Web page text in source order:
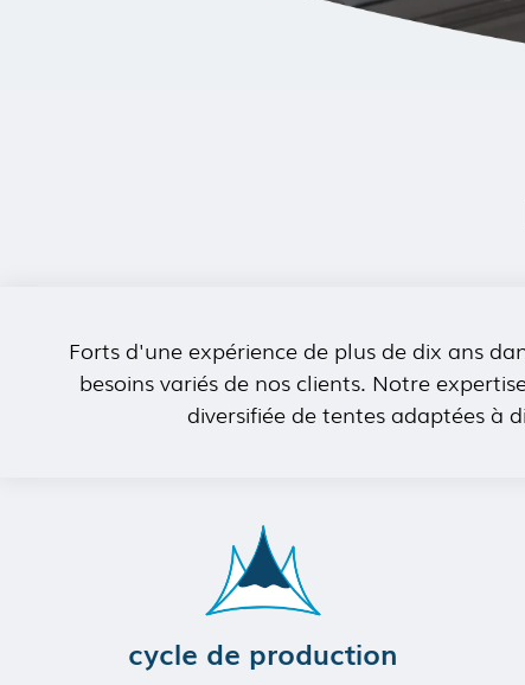
Forts d'une expérience de plus de dix ans
besoins variés de nos clients. Notre
diversifiée de tentes adaptées à
cycle de production